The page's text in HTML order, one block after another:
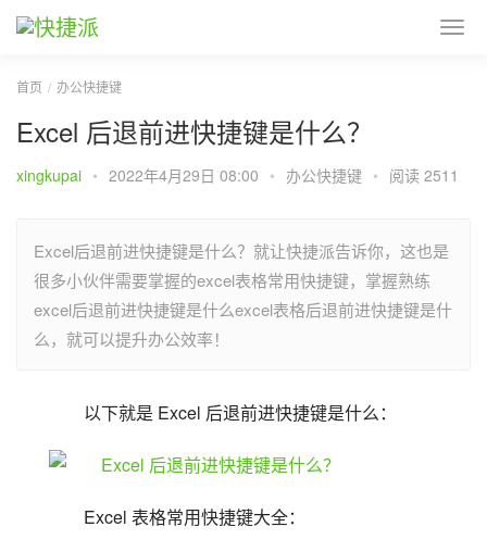
首页 办公快捷键
Excel 后退前进快捷键是什么？
xingkupai • 2022年4月29日 08:00 • 办公快捷键 • 阅读 2511
Excel后退前进快捷键是什么？就让快捷派告诉你，这也是
很多小伙伴需要掌握的excel表格常用快捷键，掌握熟练
excel后退前进快捷键是什么excel表格后退前进快捷键是什
么，就可以提升办公效率！
以下就是 Excel 后退前进快捷键是什么：
Excel 表格常用快捷键大全：